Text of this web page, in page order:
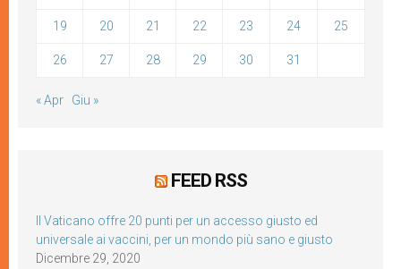
19 20 21 22 23 24 25
26 27 28 29 30 31
« Apr Giu »
FEED RSS
Il Vaticano offre 20 punti per un accesso giusto ed
universale ai vaccini, per un mondo più sano e giusto
Dicembre 29, 2020